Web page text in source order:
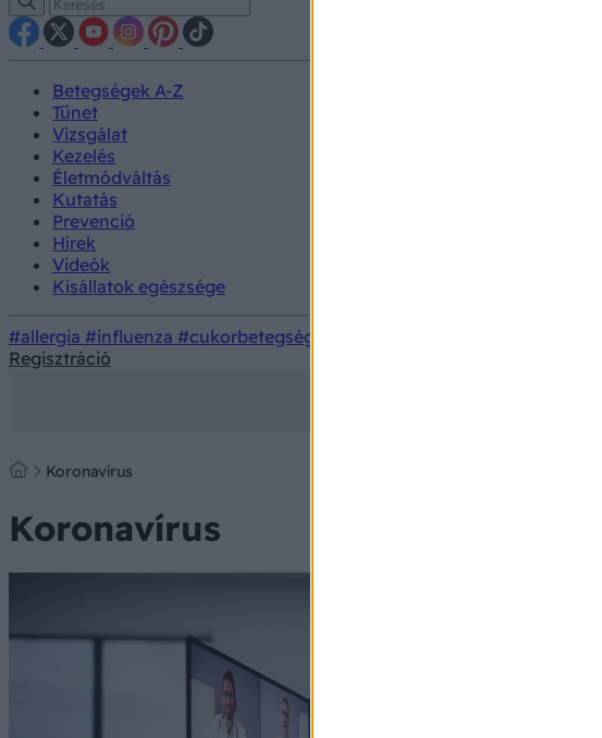
Betegségek A-Z
Tünet
Vizsgálat
Kezelés
Életmódváltás
Kutatás
Prevenció
Hírek
Videók
Kisállatok egészsége
#allergia #influenza #cukorbetegség
Regisztráció
Koronavírus
Koronavírus